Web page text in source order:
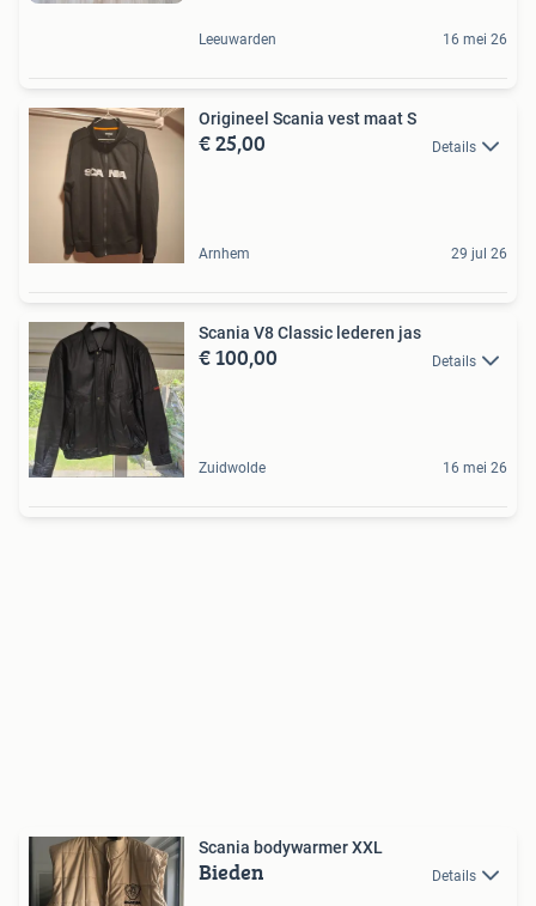
Leeuwarden 16 mei 26
Origineel Scania vest maat S
€ 25,00 Details
Arnhem 29 jul 26
Scania V8 Classic lederen jas
€ 100,00 Details
Zuidwolde 16 mei 26
Scania bodywarmer XXL
Bieden Details